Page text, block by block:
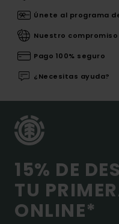
Únete al programa
Nuestro
Pago 100% seguro
¿Necesitas ayuda?
15% DE
TU
ONLINE*